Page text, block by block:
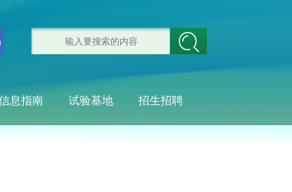
息指南 试验基地 招生招聘